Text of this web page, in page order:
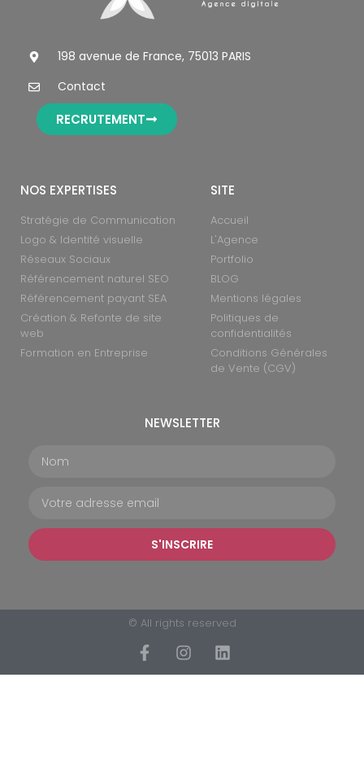
198 avenue de France, 75013 PARIS
Contact
RECRUTEMENT
NOS EXPERTISES
Stratégie de Communication
Logo & Identité visuelle
Réseaux Sociaux
Référencement naturel SEO
Référencement payant SEA
Création & Refonte de site
web
Formation en Entreprise
SITE
Accueil
L'Agence
Portfolio
BLOG
Mentions légales
Politiques de
confidentialités
Conditions Générales
de Vente (CGV)
NEWSLETTER
S'INSCRIRE
© All rights reserved